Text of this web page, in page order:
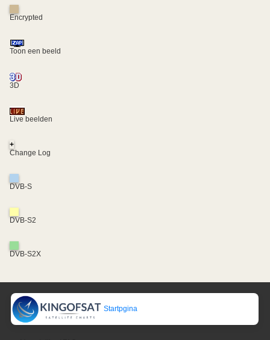
Encrypted
Toon een beeld
3D
Live beelden
+
Change Log
DVB-S
DVB-S2
DVB-S2X
Startpgina